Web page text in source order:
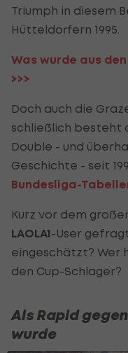
Triumph in diesem
Hütteldorfern 1995.
Was wurde aus
>>>
Doch auch die
schließlich besteht
Double - und
Geschichte - seit
Bundesliga-
Kurz vor dem
LAOLA1-User
eingeschätzt? Wer
den Cup-Schlager?
Als Rapid
wurde